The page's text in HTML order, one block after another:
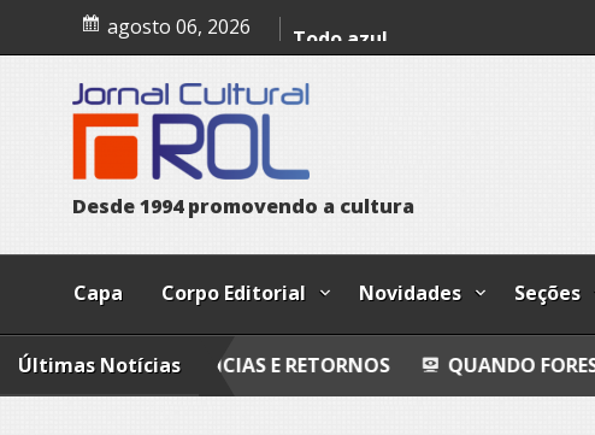
content
agosto 06, 2026
Desde1994 promovendo a cultura
Capa Corpo Editorial Novidades Seções
Últimas Notícias
AUSÊNCIAS E RETORNOS QUANDO FORES EMBORA